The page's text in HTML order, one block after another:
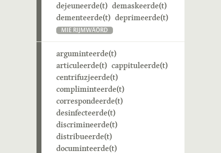
dejeuneerde(t) demaskeerde(t)
dementeerde(t) deprimeerde(t)
MIE RIJMWÄÖRD
arguminteerde(t)
articuleerde(t) cappituleerde(t)
centrifuzjeerde(t)
compliminteerde(t)
correspondeerde(t)
desinfecteerde(t)
discrimineerde(t)
distribueerde(t)
documinteerde(t)